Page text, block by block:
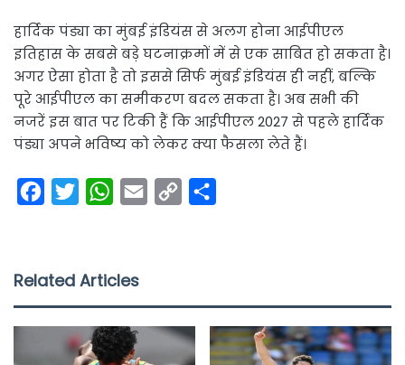
हार्दिक पंड्या का मुंबई इंडियंस से अलग होना आईपीएल
इतिहास के सबसे बड़े घटनाक्रमों में से एक साबित हो सकता है।
अगर ऐसा होता है तो इससे सिर्फ मुंबई इंडियंस ही नहीं, बल्कि
पूरे आईपीएल का समीकरण बदल सकता है। अब सभी की
नजरें इस बात पर टिकी हैं कि आईपीएल 2027 से पहले हार्दिक
पंड्या अपने भविष्य को लेकर क्या फैसला लेते हैं।
e
o
t
e
r
W
t
A
p
i
n
Related Articles